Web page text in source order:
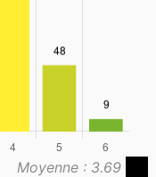
Moyenne : 3.69